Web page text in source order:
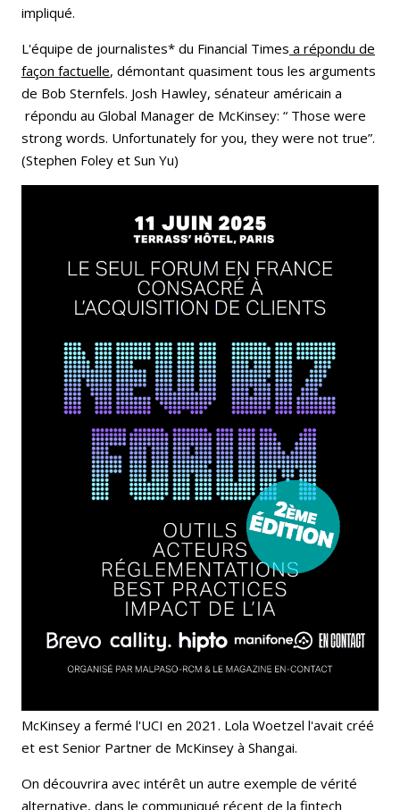
impliqué.
L'équipe de journalistes* du Financial Times a répondu de
façon factuelle, démontant quasiment tous les arguments
de Bob Sternfels. Josh Hawley, sénateur américain a
répondu au Global Manager de McKinsey: “ Those were
strong words. Unfortunately for you, they were not true”.
(Stephen Foley et Sun Yu)
McKinsey a fermé l'UCI en 2021. Lola Woetzel l'avait créé
et est Senior Partner de McKinsey à Shangai.
On découvrira avec intérêt un autre exemple de vérité
alternative, dans le communiqué récent de la fintech